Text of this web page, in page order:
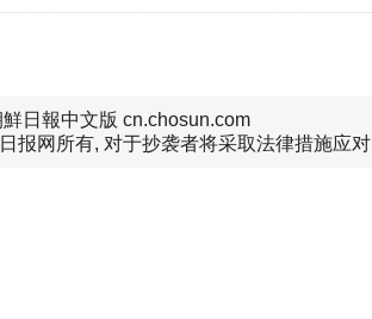
鮮日報中文版 cn.chosun.com
报网所有, 对于抄袭者将采取法律措施应对